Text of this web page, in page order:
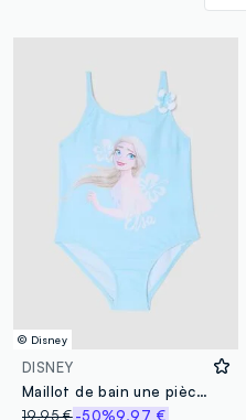
© Disney
DISNEY
Maillot de bain une pièce bleu en tissu stretch
19,95 €-50%9,97 €